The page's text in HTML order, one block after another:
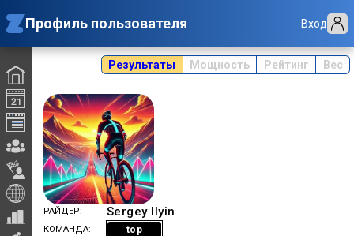
Профиль пользователя Вход
Результаты Мощность Рейтинг Вес
РАЙДЕР Sergey Ilyin
КОМАНДА top